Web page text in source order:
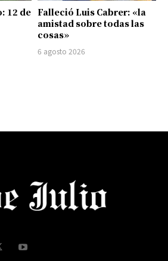
12 de Falleció Luis Cabrer: «la
amistad sobre todas las
cosas»
6 agosto 2026